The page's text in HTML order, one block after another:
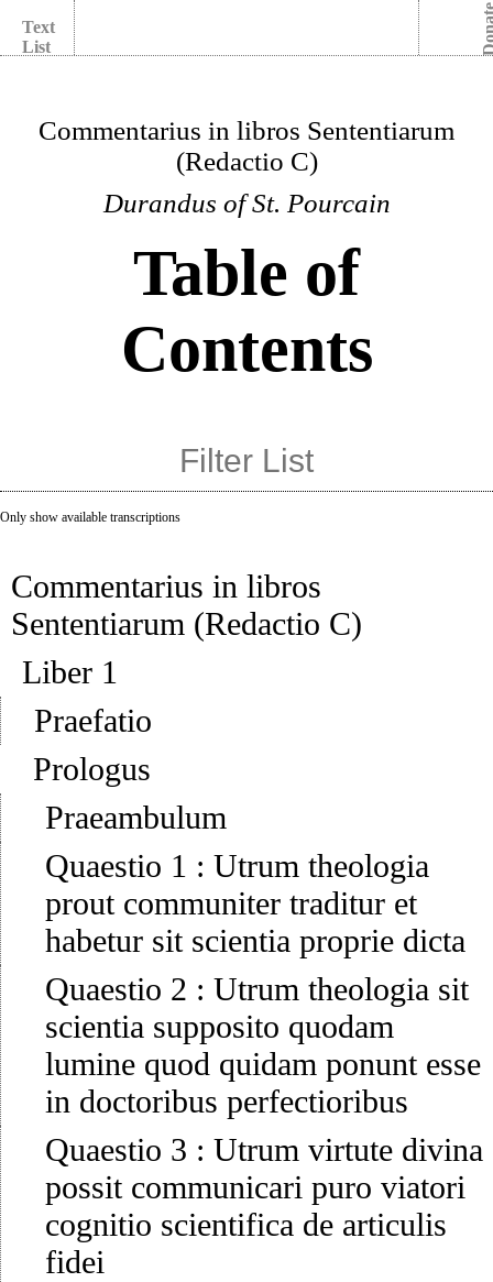
Text
List
Commentarius in libros Sententiarum
(Redactio C)
Durandus of St. Pourcain
Table of
Contents
Only show available transcriptions
Commentarius in libros
Sententiarum (Redactio C)
Liber 1
Praefatio
Prologus
Praeambulum
Quaestio 1 : Utrum theologia
prout communiter traditur et
habetur sit scientia proprie dicta
Quaestio 2 : Utrum theologia sit
scientia supposito quodam
lumine quod quidam ponunt esse
in doctoribus perfectioribus
Quaestio 3 : Utrum virtute divina
possit communicari puro viatori
cognitio scientifica de articulis
fidei